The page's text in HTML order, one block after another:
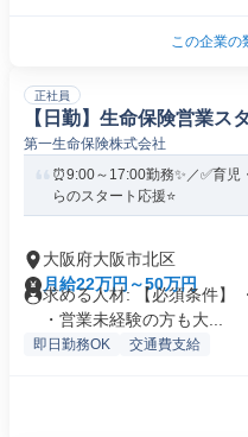
この企業の
正社員
【日勤】生命保険営業ス
第一生命保険株式会社
⏰9:00～17:00勤務✨／✅育
らのスタート応援⭐
大阪府大阪市北区
月給22万円～50万円
求める人材: 【必須条件】
・営業未経験の方も大...
即日勤務OK 交通費支給